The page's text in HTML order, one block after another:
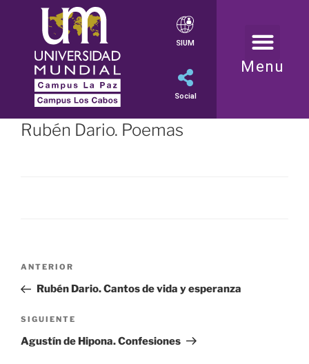
SIUM
Social
Menu
Rubén Dario. Poemas
ANTERIOR
Rubén Dario. Cantos de vida y esperanza
SIGUIENTE
Agustín de Hipona. Confesiones